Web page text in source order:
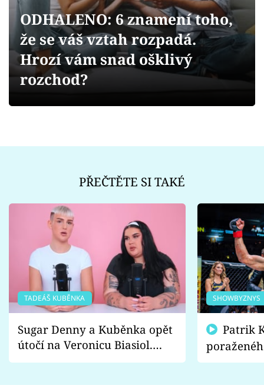
Videa
Sledujte prima+
ODHALENO: 6 znamení toho,
že se váš vztah rozpadá.
Hrozí vám snad ošklivý
rozchod?
PŘEČTĚTE SI TAKÉ
TADEÁŠ KUBĚNKA
Sugar Denny a Kuběnka opět
útočí na Veronicu Biasiol.
Proč je podle nich falešná a
SHOWBYZNYS
fanoušci